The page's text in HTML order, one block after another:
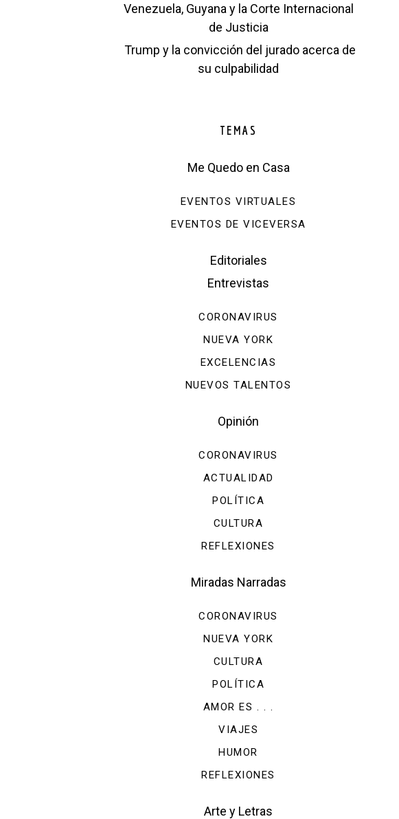
Venezuela, Guyana y la Corte Internacional
de Justicia
Trump y la convicción del jurado acerca de
su culpabilidad
TEMAS
Me Quedo en Casa
EVENTOS VIRTUALES
EVENTOS DE VICEVERSA
Editoriales
Entrevistas
CORONAVIRUS
NUEVA YORK
EXCELENCIAS
NUEVOS TALENTOS
Opinión
CORONAVIRUS
ACTUALIDAD
POLÍTICA
CULTURA
REFLEXIONES
Miradas Narradas
CORONAVIRUS
NUEVA YORK
CULTURA
POLÍTICA
AMOR ES . . .
VIAJES
HUMOR
REFLEXIONES
Arte y Letras